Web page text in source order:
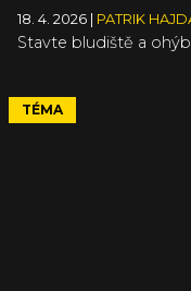
18. 4. 2026 PATRIK
Stavte bludiště a
TÉMA